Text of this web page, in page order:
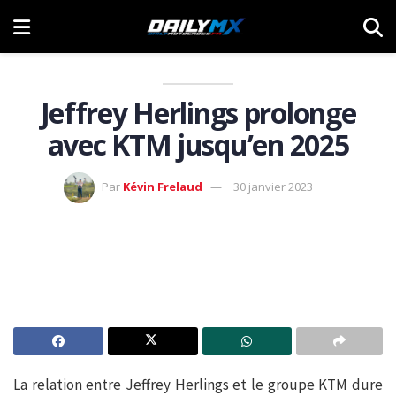
Jeffrey Herlings prolonge
avec KTM jusqu’en 2025
Par Kévin Frelaud 30 janvier 2023
La relation entre Jeffrey Herlings et le groupe KTM dure